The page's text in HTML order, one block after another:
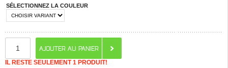
SÉLECTIONNEZ LA COULEUR
IL RESTE SEULEMENT 1 PRODUIT!